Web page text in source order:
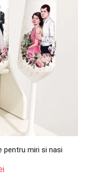
pentru miri si nasi
Prețul